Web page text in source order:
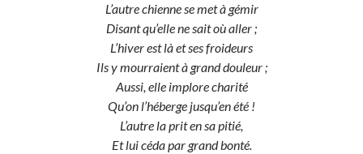
L’autre chienne se met à gémir
Disant qu’elle ne sait où aller ;
L’hiver est là et ses froideurs
Ils y mourraient à grand douleur ;
Aussi, elle implore charité
Qu’on l’héberge jusqu’en été !
L’autre la prit en sa pitié,
Et lui céda par grand bonté.